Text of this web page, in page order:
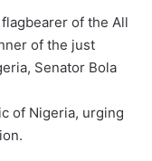
of the All
of the just
Senator Bola
of Nigeria, urging